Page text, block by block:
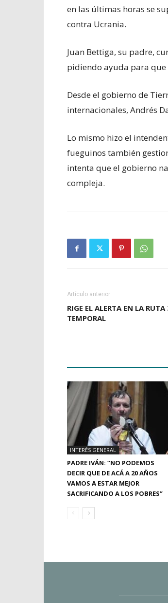
en las últimas horas se
contra Ucrania.
Juan Bettiga, su padre,
pidiendo ayuda para que
Desde el gobierno de
internacionales, Andrés
Lo mismo hizo el
fueguinos también
intenta que el gobierno
compleja.
Artículo anterior
RIGE EL ALERTA EN LA RUTA
TEMPORAL
INTERÉS GENERAL
PADRE IVÁN: “NO PODEMOS
DECIR QUE DE ACÁ A 20 AÑOS
VAMOS A ESTAR MEJOR
SACRIFICANDO A LOS POBRES”